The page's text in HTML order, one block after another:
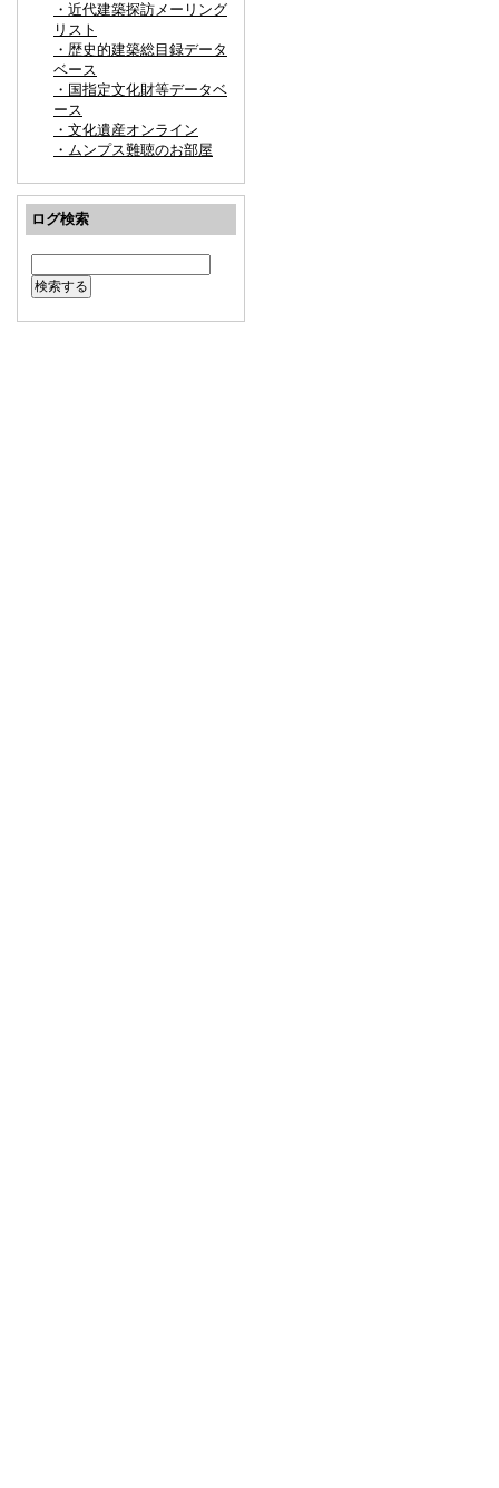
・近代建築探訪メーリング
リスト
・歴史的建築総目録データ
ベース
・国指定文化財等データベ
ース
・文化遺産オンライン
・ムンプス難聴のお部屋
ログ検索